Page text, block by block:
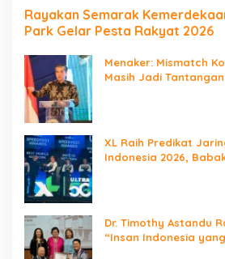
Rayakan Semarak
Park Gelar Pesta Rakyat 2026
Menaker: Mismatch
Masih Jadi
XL Raih Predikat
Indonesia 2026,
Dr. Timothy Astandu
“Insan Indonesia